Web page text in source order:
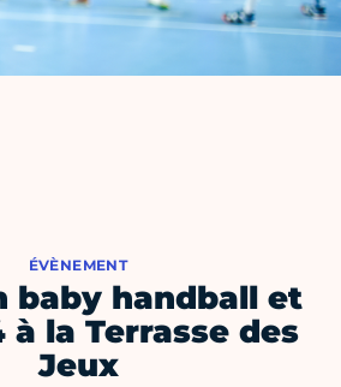
ÉVÈNEMENT
baby handball et
à la Terrasse des
Jeux